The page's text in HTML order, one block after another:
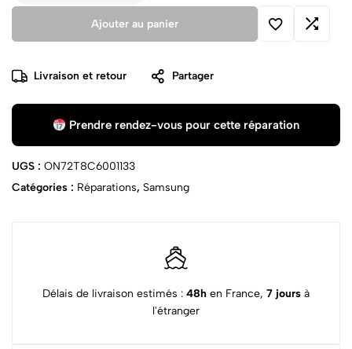
Ajouter au panier
Livraison et retour Partager
Prendre rendez-vous pour cette réparation
UGS : ON72T8C6001133
Catégories : Réparations, Samsung
Délais de livraison estimés : 48h en France, 7 jours à
l'étranger